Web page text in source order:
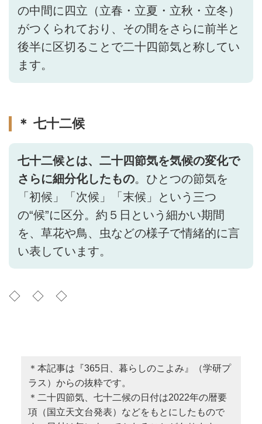
の中間に四立（立春・立夏・立秋・立冬）
がつくられており、その間をさらに前半と
後半に区切ることで二十四節気と称してい
ます。
＊ 七十二候
七十二候とは、二十四節気を気候の変化で
さらに細分化したもの。ひとつの節気を
「初候」「次候」「末候」という三つ
の“候”に区分。約５日という細かい期間
を、草花や鳥、虫などの様子で情緒的に言
い表しています。
◇ ◇ ◇
＊本記事は『365日、暮らしのこよみ』（学研プ
ラス）からの抜粋です。
＊二十四節気、七十二候の日付は2022年の暦要
項（国立天文台発表）などをもとにしたもので